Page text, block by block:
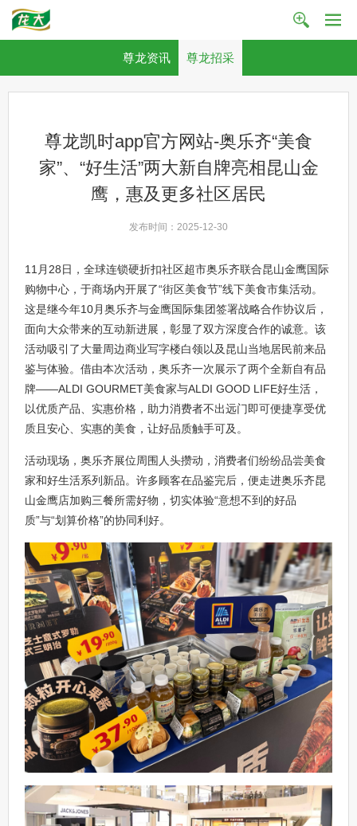
尊龙资讯 尊龙招采
尊龙凯时app官方网站-奥乐齐“美食
家”、“好生活”两大新自牌亮相昆山金
鹰，惠及更多社区居民
发布时间：2025-12-30
11月28日，全球连锁硬折扣社区超市奥乐齐联合昆山金鹰国际
购物中心，于商场内开展了“街区美食节”线下美食市集活动。
这是继今年10月奥乐齐与金鹰国际集团签署战略合作协议后，
面向大众带来的互动新进展，彰显了双方深度合作的诚意。该
活动吸引了大量周边商业写字楼白领以及昆山当地居民前来品
鉴与体验。借由本次活动，奥乐齐一次展示了两个全新自有品
牌——ALDI GOURMET美食家与ALDI GOOD LIFE好生活，
以优质产品、实惠价格，助力消费者不出远门即可便捷享受优
质且安心、实惠的美食，让好品质触手可及。
活动现场，奥乐齐展位周围人头攒动，消费者们纷纷品尝美食
家和好生活系列新品。许多顾客在品鉴完后，便走进奥乐齐昆
山金鹰店加购三餐所需好物，切实体验“意想不到的好品
质”与“划算价格”的协同利好。